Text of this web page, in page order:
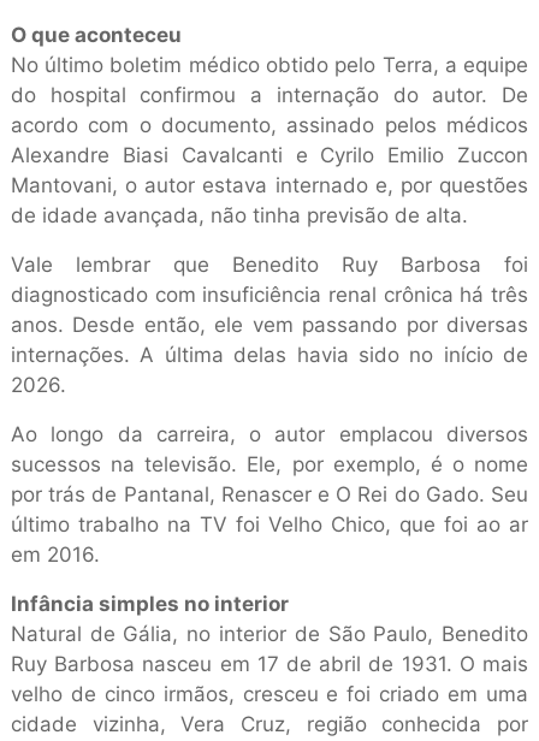
O que aconteceu
No último boletim médico obtido pelo Terra, a equipe
do hospital confirmou a internação do autor. De
acordo com o documento, assinado pelos médicos
Alexandre Biasi Cavalcanti e Cyrilo Emilio Zuccon
Mantovani, o autor estava internado e, por questões
de idade avançada, não tinha previsão de alta.
Vale lembrar que Benedito Ruy Barbosa foi
diagnosticado com insuficiência renal crônica há três
anos. Desde então, ele vem passando por diversas
internações. A última delas havia sido no início de
2026.
Ao longo da carreira, o autor emplacou diversos
sucessos na televisão. Ele, por exemplo, é o nome
por trás de Pantanal, Renascer e O Rei do Gado. Seu
último trabalho na TV foi Velho Chico, que foi ao ar
em 2016.
Infância simples no interior
Natural de Gália, no interior de São Paulo, Benedito
Ruy Barbosa nasceu em 17 de abril de 1931. O mais
velho de cinco irmãos, cresceu e foi criado em uma
cidade vizinha, Vera Cruz, região conhecida por